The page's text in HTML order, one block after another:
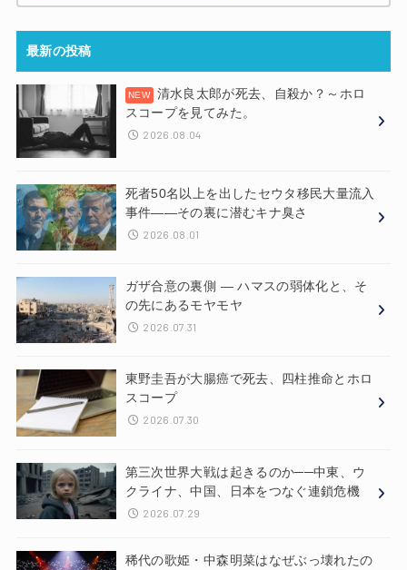
最新の投稿
清水良太郎が死去、自殺か？～ホロ
スコープを見てみた。
2026.08.04
死者50名以上を出したセウタ移民大量流入
事件——その裏に潜むキナ臭さ
2026.08.01
ガザ合意の裏側 ― ハマスの弱体化と、そ
の先にあるモヤモヤ
2026.07.31
東野圭吾が大腸癌で死去、四柱推命とホロ
スコープ
2026.07.30
第三次世界大戦は起きるのか──中東、ウ
クライナ、中国、日本をつなぐ連鎖危機
2026.07.29
稀代の歌姫・中森明菜はなぜぶっ壊れたの